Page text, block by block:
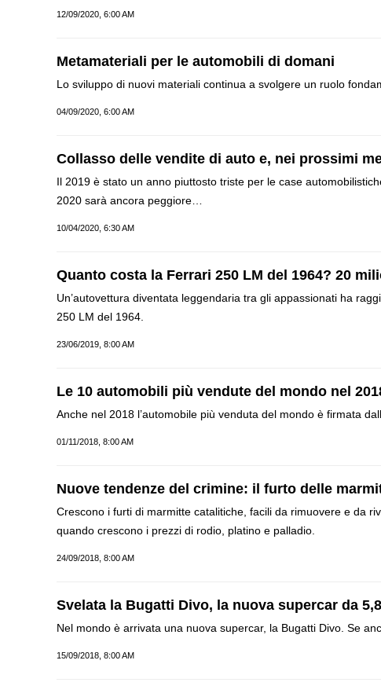
12/09/2020, 6:00 AM
Metamateriali per le automobili di domani
Lo sviluppo di nuovi materiali continua a svolgere un ruolo
04/09/2020, 6:00 AM
Collasso delle vendite di auto e, nei prossimi
Il 2019 è stato un anno piuttosto triste per le case
2020 sarà ancora peggiore…
10/04/2020, 6:30 AM
Quanto costa la Ferrari 250 LM del 1964? 20
Un’autovettura diventata leggendaria tra gli appassionati ha
250 LM del 1964.
23/06/2019, 8:00 AM
Le 10 automobili più vendute del mondo nel
Anche nel 2018 l’automobile più venduta del mondo è firmata
01/11/2018, 8:00 AM
Nuove tendenze del crimine: il furto delle
Crescono i furti di marmitte catalitiche, facili da rimuovere e da
quando crescono i prezzi di rodio, platino e palladio.
24/09/2018, 8:00 AM
Svelata la Bugatti Divo, la nuova supercar da
Nel mondo è arrivata una nuova supercar, la Bugatti Divo. Se
15/09/2018, 8:00 AM